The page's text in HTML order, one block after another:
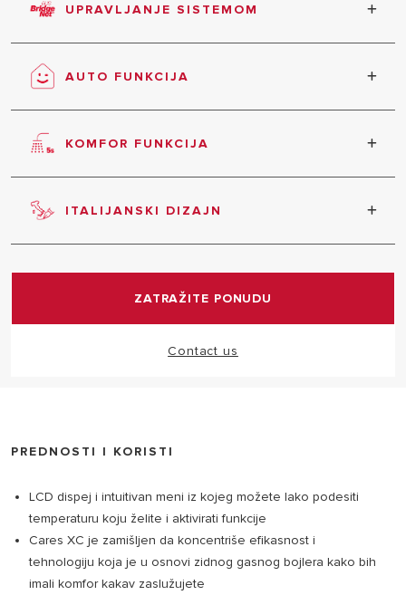
UPRAVLJANJE SISTEMOM
Novi komunikacijski protokol obezbeđuje potpuno
upravljanje sistemom.
AUTO FUNKCIJA
Maksimalna udobnost, efikasnost i ušteda energije
obezbeđuju se na osnovu automatske analize
uslova okoline, povezanih spoljnih uređaja i
KOMFOR FUNKCIJA
Brza priprema tople vode u dva režima rada. U
samo 5 minuta, a u režimu rada Comfort nakon 30
ITALIJANSKI DIZAJN
Proizvod odlikuje vrhunski italijanski dizajn.
ZATRAŽITE PONUDU
Contact us
PREDNOSTI I KORISTI
LCD dispej i intuitivan meni iz kojeg možete lako podesiti
temperaturu koju želite i aktivirati funkcije
Cares XC je zamišljen da koncentriše efikasnost i
tehnologiju koja je u osnovi zidnog gasnog bojlera kako bih
imali komfor kakav zaslužujete